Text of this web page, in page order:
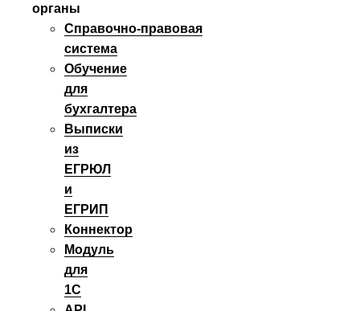
органы
Справочно‑правовая
система
Обучение
для
бухгалтера
Выписки
из
ЕГРЮЛ
и
ЕГРИП
Коннектор
Модуль
для
1С